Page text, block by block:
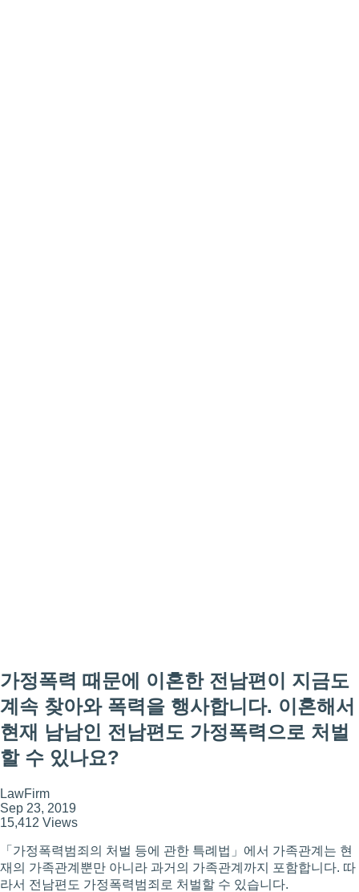
가정폭력 때문에 이혼한 전남편이 지금도
계속 찾아와 폭력을 행사합니다. 이혼해서
현재 남남인 전남편도 가정폭력으로 처벌
할 수 있나요?
LawFirm
Sep 23, 2019
15,412 Views
「가정폭력범죄의 처벌 등에 관한 특례법」에서 가족관계는 현
재의 가족관계뿐만 아니라 과거의 가족관계까지 포함합니다. 따
라서 전남편도 가정폭력범죄로 처벌할 수 있습니다.